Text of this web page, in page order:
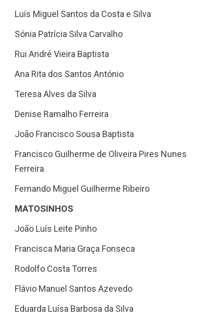
Luís Miguel Santos da Costa e Silva
Sónia Patrícia Silva Carvalho
Rui André Vieira Baptista
Ana Rita dos Santos António
Teresa Alves da Silva
Denise Ramalho Ferreira
João Francisco Sousa Baptista
Francisco Guilherme de Oliveira Pires Nunes
Ferreira
Fernando Miguel Guilherme Ribeiro
MATOSINHOS
João Luís Leite Pinho
Francisca Maria Graça Fonseca
Rodolfo Costa Torres
Flávio Manuel Santos Azevedo
Eduarda Luísa Barbosa da Silva